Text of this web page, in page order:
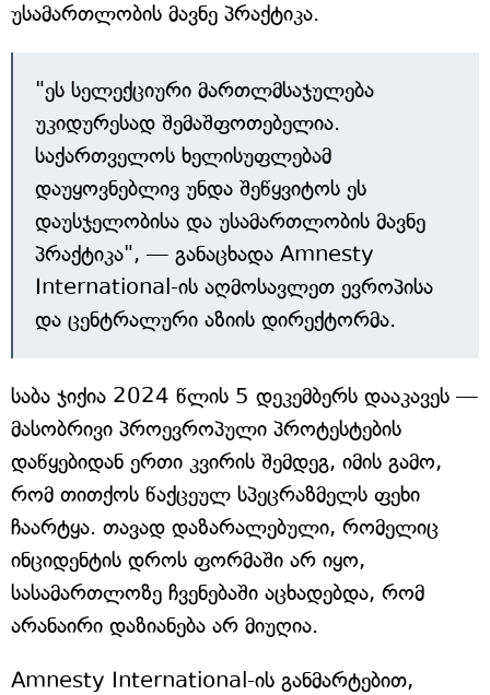
უსამართლობის მავნე პრაქტიკა.
"ეს სელექციური მართლმსაჯულება
უკიდურესად შემაშფოთებელია.
საქართველოს ხელისუფლებამ
დაუყოვნებლივ უნდა შეწყვიტოს ეს
დაუსჯელობისა და უსამართლობის მავნე
პრაქტიკა", — განაცხადა Amnesty
International-ის აღმოსავლეთ ევროპისა
და ცენტრალური აზიის დირექტორმა.
საბა ჯიქია 2024 წლის 5 დეკემბერს დააკავეს —
მასობრივი პროევროპული პროტესტების
დაწყებიდან ერთი კვირის შემდეგ, იმის გამო,
რომ თითქოს წაქცეულ სპეცრაზმელს ფეხი
ჩაარტყა. თავად დაზარალებული, რომელიც
ინციდენტის დროს ფორმაში არ იყო,
სასამართლოზე ჩვენებაში აცხადებდა, რომ
არანაირი დაზიანება არ მიუღია.
Amnesty International-ის განმარტებით,